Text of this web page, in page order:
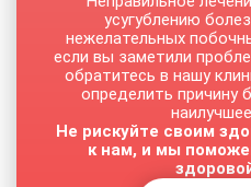
усугублению
нежелательных
если вы заметили
обратитесь в нашу
определить причину
Не рискуйте своим
к нам, и мы